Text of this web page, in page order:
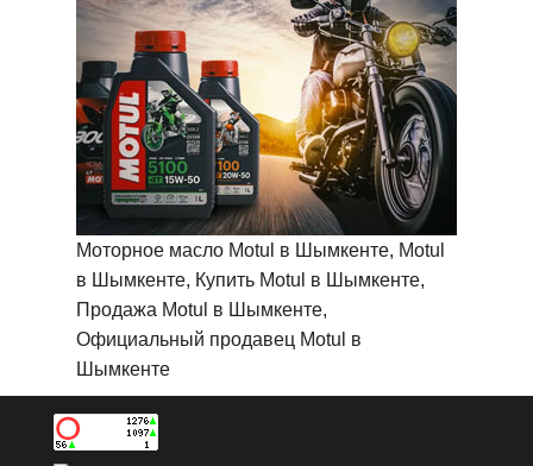
Моторное масло Motul в Шымкенте, Motul
в Шымкенте, Купить Motul в Шымкенте,
Продажа Motul в Шымкенте,
Официальный продавец Motul в
Шымкенте